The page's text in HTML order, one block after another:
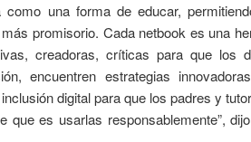
una forma de educar,
promisorio. Cada netbook es una
creadoras, críticas para que los
encuentren estrategias
digital para que los padres y
que es usarlas responsablemente”,